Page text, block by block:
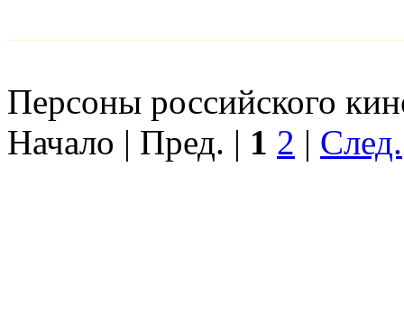
Персоны российского
Начало | Пред. | 1 2 | След.